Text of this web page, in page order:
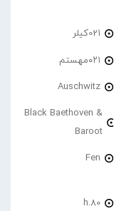
021کیلر
۰۲۱مهستم
Auschwitz
Black Baethoven &
Baroot
Fen
h.80